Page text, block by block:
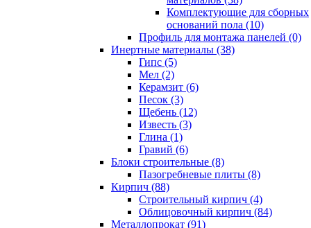
Комплектующие для сборных
оснований пола (10)
Профиль для монтажа панелей (0)
Инертные материалы (38)
Гипс (5)
Мел (2)
Керамзит (6)
Песок (3)
Щебень (12)
Известь (3)
Глина (1)
Гравий (6)
Блоки строительные (8)
Пазогребневые плиты (8)
Кирпич (88)
Строительный кирпич (4)
Облицовочный кирпич (84)
Металлопрокат (91)